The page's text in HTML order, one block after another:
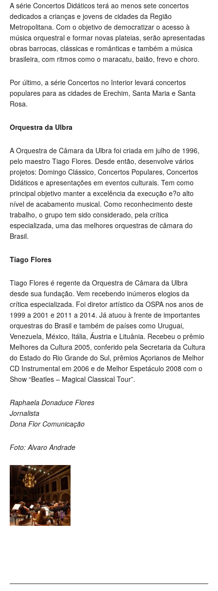
A série Concertos Didáticos terá ao menos sete concertos
dedicados a crianças e jovens de cidades da Região
Metropolitana. Com o objetivo de democratizar o acesso à
música orquestral e formar novas plateias, serão apresentadas
obras barrocas, clássicas e românticas e também a música
brasileira, com ritmos como o maracatu, baião, frevo e choro.
Por último, a série Concertos no Interior levará concertos
populares para as cidades de Erechim, Santa Maria e Santa
Rosa.
Orquestra da Ulbra
A Orquestra de Câmara da Ulbra foi criada em julho de 1996,
pelo maestro Tiago Flores. Desde então, desenvolve vários
projetos: Domingo Clássico, Concertos Populares, Concertos
Didáticos e apresentações em eventos culturais. Tem como
principal objetivo manter a excelência da execução e?o alto
nível de acabamento musical. Como reconhecimento deste
trabalho, o grupo tem sido considerado, pela crítica
especializada, uma das melhores orquestras de câmara do
Brasil.
Tiago Flores
Tiago Flores é regente da Orquestra de Câmara da Ulbra
desde sua fundação. Vem recebendo inúmeros elogios da
crítica especializada. Foi diretor artístico da OSPA nos anos de
1999 a 2001 e 2011 a 2014. Já atuou à frente de importantes
orquestras do Brasil e também de países como Uruguai,
Venezuela, México, Itália, Áustria e Lituânia. Recebeu o prêmio
Melhores da Cultura 2005, conferido pela Secretaria da Cultura
do Estado do Rio Grande do Sul, prêmios Açorianos de Melhor
CD Instrumental em 2006 e de Melhor Espetáculo 2008 com o
Show “Beatles – Magical Classical Tour”.
Raphaela Donaduce Flores
Jornalista
Dona Flor Comunicação
Foto: Alvaro Andrade